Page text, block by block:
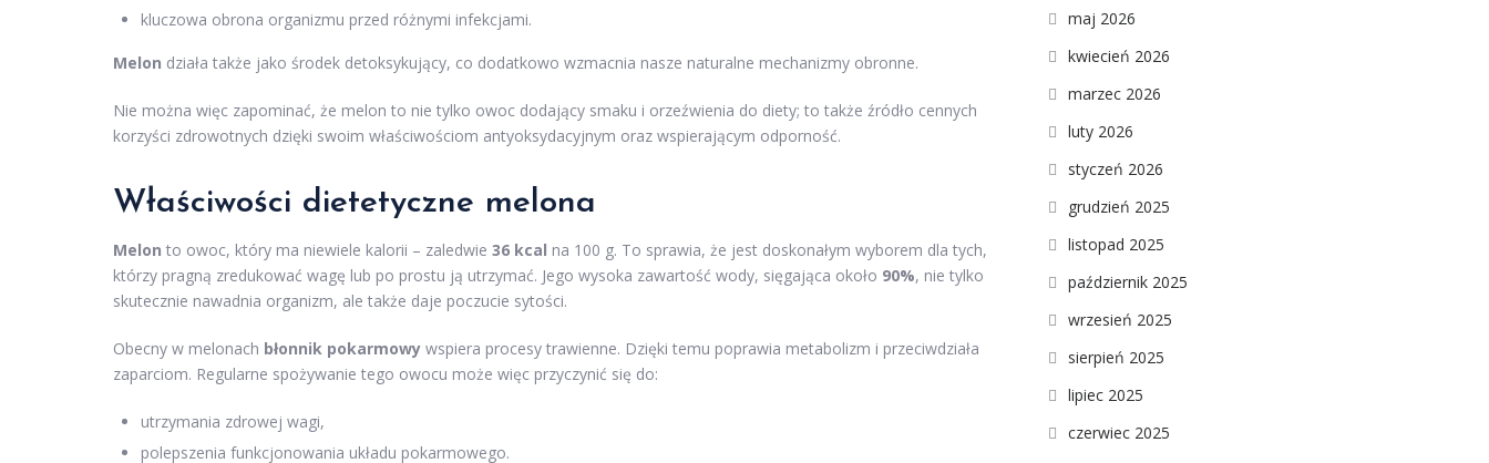
kluczowa obrona organizmu przed różnymi infekcjami.
Melon działa także jako środek detoksykujący, co dodatkowo wzmacnia nasze naturalne mechanizmy obronne.
Nie można więc zapominać, że melon to nie tylko owoc dodający smaku i orzeźwienia do diety; to także źródło cennych
korzyści zdrowotnych dzięki swoim właściwościom antyoksydacyjnym oraz wspierającym odporność.
Właściwości dietetyczne melona
Melon to owoc, który ma niewiele kalorii – zaledwie 36 kcal na 100 g. To sprawia, że jest doskonałym wyborem dla tych,
którzy pragną zredukować wagę lub po prostu ją utrzymać. Jego wysoka zawartość wody, sięgająca około 90%, nie tylko
skutecznie nawadnia organizm, ale także daje poczucie sytości.
Obecny w melonach błonnik pokarmowy wspiera procesy trawienne. Dzięki temu poprawia metabolizm i przeciwdziała
zaparciom. Regularne spożywanie tego owocu może więc przyczynić się do:
utrzymania zdrowej wagi,
polepszenia funkcjonowania układu pokarmowego.
maj 2026
kwiecień 2026
marzec 2026
luty 2026
styczeń 2026
grudzień 2025
listopad 2025
październik 2025
wrzesień 2025
sierpień 2025
lipiec 2025
czerwiec 2025